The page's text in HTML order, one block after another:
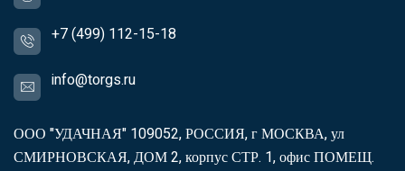
+7 (499) 112-15-18
info@torgs.ru
ООО "УДАЧНАЯ" 109052, РОССИЯ, г МОСКВА, ул
СМИРНОВСКАЯ, ДОМ 2, корпус СТР. 1, офис ПОМЕЩ.